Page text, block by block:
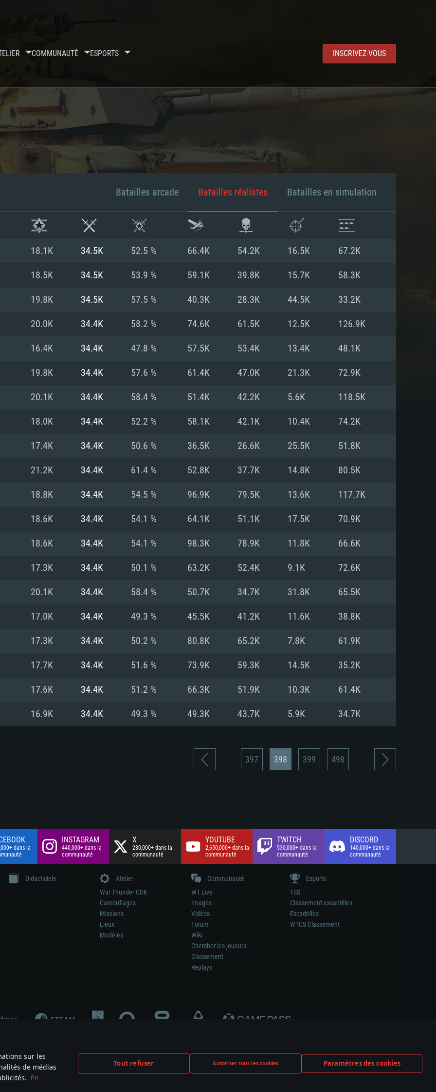
sur les
de médias
En
Tout refuser Autoriser tous les cookies Paramètres des cookies
COMMUNAUTÉ ESPORTS INSCRIVEZ-VOUS
SYSTÈME REQUISE
11: AMD
660. La
le jeu est de
Recommandée
Carte graphique supportant DirectX 11 ou plus et
drivers: Nvidia GeForce 1060 et plus, Radeon RX
570 et plus.
Connection: Connexion Internet à haut débit
Disque dur: 75.9 Go (client complet)
supportés)
(Mac), ou
minimale
Recommandée
ne sont pas supportés)
Mémoire: 8 GB
Carte graphique: Radeon Vega II ou plus avec
support de Metal
Connection: Connexion Internet à haut débit
Disque dur: 62,2 Go (client complet)
les derniers
pour AMD
haut débit
Recommandée
Carte graphique: NVIDIA 1060 avec les derniers
drivers (moins de 6 mois) / de même pour AMD
(Radeon RX 570) avec les derniers drivers de
Disque dur: 60,2 Go (client complet)
Batailles arcade Batailles réalistes Batailles en simulation
18.1K 34.5K 52.5 % 66.4K 54.2K 16.5K 67.2K
18.5K 34.5K 53.9 % 59.1K 39.8K 15.7K 58.3K
19.8K 34.5K 57.5 % 40.3K 28.3K 44.5K 33.2K
20.0K 34.4K 58.2 % 74.6K 61.5K 12.5K 126.9K
16.4K 34.4K 47.8 % 57.5K 53.4K 13.4K 48.1K
19.8K 34.4K 57.6 % 61.4K 47.0K 21.3K 72.9K
20.1K 34.4K 58.4 % 51.4K 42.2K 5.6K 118.5K
18.0K 34.4K 52.2 % 58.1K 42.1K 10.4K 74.2K
17.4K 34.4K 50.6 % 36.5K 26.6K 25.5K 51.8K
21.2K 34.4K 61.4 % 52.8K 37.7K 14.8K 80.5K
18.8K 34.4K 54.5 % 96.9K 79.5K 13.6K 117.7K
18.6K 34.4K 54.1 % 64.1K 51.1K 17.5K 70.9K
18.6K 34.4K 54.1 % 98.3K 78.9K 11.8K 66.6K
17.3K 34.4K 50.1 % 63.2K 52.4K 9.1K 72.6K
20.1K 34.4K 58.4 % 50.7K 34.7K 31.8K 65.5K
17.0K 34.4K 49.3 % 45.5K 41.2K 11.6K 38.8K
17.3K 34.4K 50.2 % 80.8K 65.2K 7.8K 61.9K
17.7K 34.4K 51.6 % 73.9K 59.3K 14.5K 35.2K
17.6K 34.4K 51.2 % 66.3K 51.9K 10.3K 61.4K
16.9K 34.4K 49.3 % 49.3K 43.7K 5.9K 34.7K
397 398 399 498
dans la
INSTAGRAM
440,000+ dans la
communauté
X
230,000+ dans la
communauté
YOUTUBE
2,650,000+ dans la
communauté
TWITCH
530,000+ dans la
communauté
DISCORD
140,000+ dans la
communauté
Didacticiels
Atelier
War Thunder CDK
Camouflages
Missions
Lieux
Modèles
Communauté
WT Live
Images
Vidéos
Forum
Wiki
Chercher les joueurs
Classement
Replays
Esports
TSS
Classement escadrilles
Escadrilles
WTCS Classement
pas la participation au développement du jeu, le sponsoring ou à l’approbation de tout fabricant d’armes ou de véhicule.
are the property of their respective owners.